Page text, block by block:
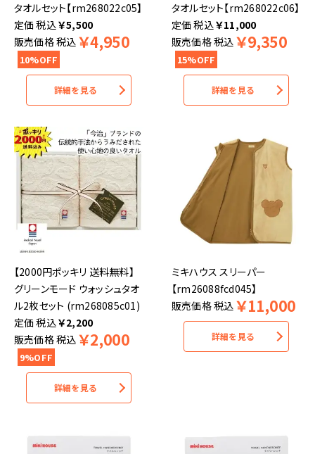
タオルセット【rm268022c05】
税込￥5,500
販売価格税込 ￥4,950
10%OFF
詳細を見る
タオルセット【rm268022c06】
税込￥11,000
販売価格税込 ￥9,350
15%OFF
詳細を見る
【2000円ポッキリ 送料無料】
グリーンモード ウォッシュタオ
ル2枚セット (rm268085c01)
税込￥2,200
販売価格税込 ￥2,000
9%OFF
詳細を見る
ミキハウス スリーパー
【rm26088fcd045】
販売価格税込 ￥11,000
詳細を見る